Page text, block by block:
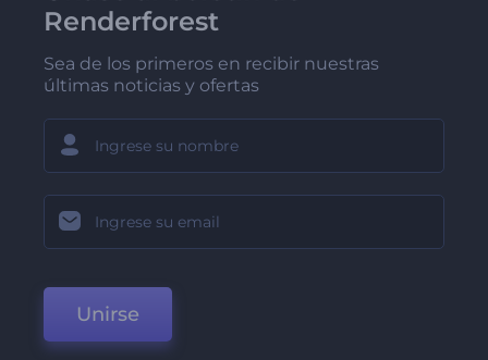
Renderforest
Sea de los primeros en recibir nuestras
últimas noticias y ofertas
Unirse